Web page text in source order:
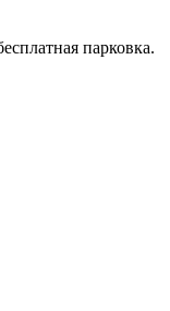
парковка.